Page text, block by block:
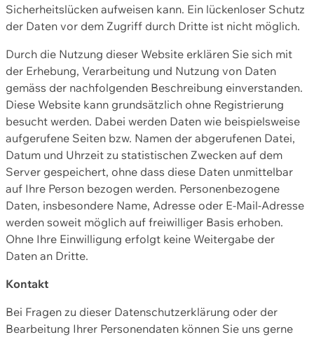
Sicherheitslücken aufweisen kann. Ein lückenloser Schutz
der Daten vor dem Zugriff durch Dritte ist nicht möglich.
Durch die Nutzung dieser Website erklären Sie sich mit
der Erhebung, Verarbeitung und Nutzung von Daten
gemäss der nachfolgenden Beschreibung einverstanden.
Diese Website kann grundsätzlich ohne Registrierung
besucht werden. Dabei werden Daten wie beispielsweise
aufgerufene Seiten bzw. Namen der abgerufenen Datei,
Datum und Uhrzeit zu statistischen Zwecken auf dem
Server gespeichert, ohne dass diese Daten unmittelbar
auf Ihre Person bezogen werden. Personenbezogene
Daten, insbesondere Name, Adresse oder E-Mail-Adresse
werden soweit möglich auf freiwilliger Basis erhoben.
Ohne Ihre Einwilligung erfolgt keine Weitergabe der
Daten an Dritte.
Kontakt
Bei Fragen zu dieser Datenschutzerklärung oder der
Bearbeitung Ihrer Personendaten können Sie uns gerne